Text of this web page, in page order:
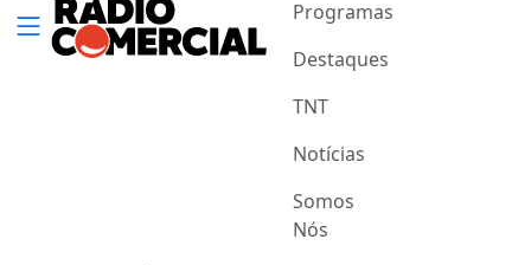
Programas
Destaques
TNT
Notícias
Somos
Nós